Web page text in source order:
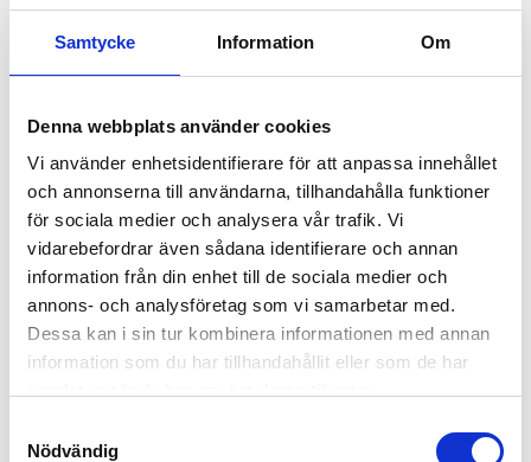
Samtycke Information Om
Denna webbplats använder cookies
Vi använder enhetsidentifierare för att anpassa innehållet
och annonserna till användarna, tillhandahålla funktioner
för sociala medier och analysera vår trafik. Vi
vidarebefordrar även sådana identifierare och annan
information från din enhet till de sociala medier och
annons- och analysföretag som vi samarbetar med.
Dessa kan i sin tur kombinera informationen med annan
information som du har tillhandahållit eller som de har
Nödvändig
andra genom att anlita 55Plus.
Offertförfrågan
Kanske du behöver hjälp med detta också?
Fastighetsskötsel
Kontorsstädning
Ekonomi, administration, löner & HR
Offentlig sektor – Hemtjänst, fönsterputs &
fastighetsskötsel
Lager, logistik & industri
Värdar, informatörer & bemanning